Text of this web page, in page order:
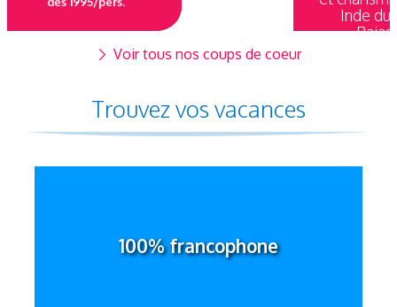
Inde du nord –
dès 2250/pers.
Voir tous nos coups de coeur
Trouvez vos vacances
100% francophone